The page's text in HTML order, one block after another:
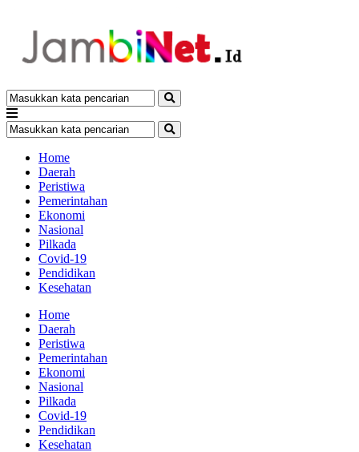
Home
Daerah
Peristiwa
Pemerintahan
Ekonomi
Nasional
Pilkada
Covid-19
Pendidikan
Kesehatan
Home
Daerah
Peristiwa
Pemerintahan
Ekonomi
Nasional
Pilkada
Covid-19
Pendidikan
Kesehatan